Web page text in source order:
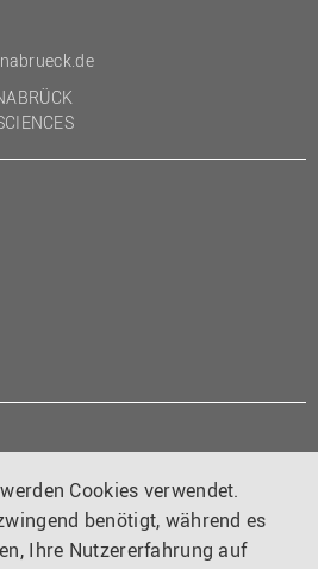
Cookies verwendet.
benötigt, während es
Ihre Nutzererfahrung auf
Facebook